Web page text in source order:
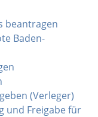
beantragen
Baden-
(Verleger)
und Freigabe für